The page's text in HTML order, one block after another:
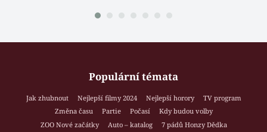
Populární témata
Jak zhubnout Nejlepší filmy 2024 Nejlepší horory
TV program
Změna času
Partie Počasí
Kdy budou volby
ZOO Nové začátky
Auto – katalog
7 pádů Honzy Dědka